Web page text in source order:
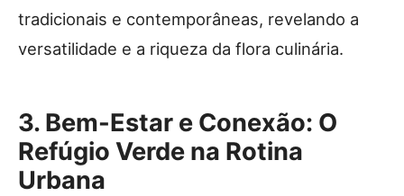
tradicionais e contemporâneas, revelando a
versatilidade e a riqueza da flora culinária.
3. Bem-Estar e Conexão: O
Refúgio Verde na Rotina
Urbana